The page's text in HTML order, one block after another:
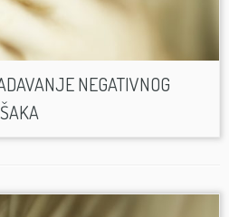
NEGATIVNOG